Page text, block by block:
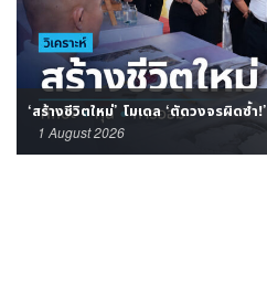
‘สร้างชีวิตใหม่’ โมเดล ‘ตัดวงจรผิดซ้ำ!’
1 August 2026